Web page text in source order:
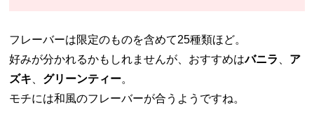
フレーバーは限定のものを含めて25種類ほど。
好みが分かれるかもしれませんが、おすすめはバニラ
ア
ズキ
グリーンティー。
モチには和風のフレーバーが合うようですね。